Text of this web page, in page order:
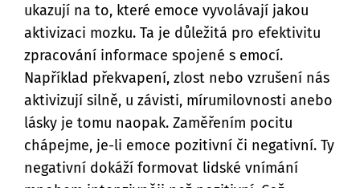
ukazují na to, které emoce vyvolávají jakou
aktivizaci mozku. Ta je důležitá pro efektivitu
zpracování informace spojené s emocí.
Například překvapení, zlost nebo vzrušení nás
aktivizují silně, u závisti, mírumilovnosti anebo
lásky je tomu naopak. Zaměřením pocitu
chápejme, je-li emoce pozitivní či negativní. Ty
negativní dokáží formovat lidské vnímání